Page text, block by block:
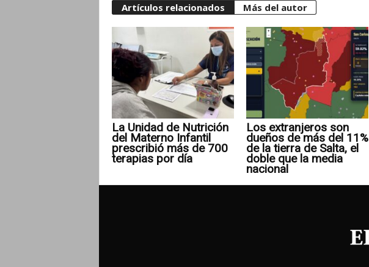
las
alimentaron
su
espíritu
inquieto
en
sus
últimos
fue
Artículos relacionados Más del autor
La Unidad de Nutrición
del Materno Infantil
prescribió más de 700
terapias por día
Los extranjeros son
dueños de más del 11%
de la tierra de Salta, el
doble que la media
nacional